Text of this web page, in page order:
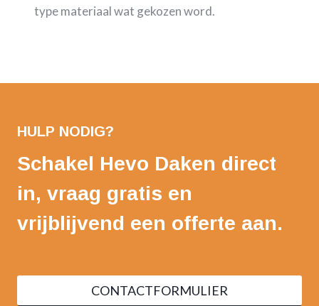
type materiaal wat gekozen word.
HULP NODIG?
Schakel Hevo Daken direct
in, vraag gratis en
vrijblijvend een offerte aan.
CONTACTFORMULIER